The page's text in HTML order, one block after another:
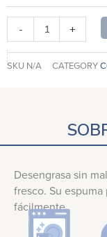
- +
SKU N/A CATEGORY
Desengrasa sin
fresco. Su
fácilmente.